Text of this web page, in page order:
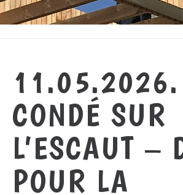
CONDÉ SUR
L’ESCAUT –
POUR LA